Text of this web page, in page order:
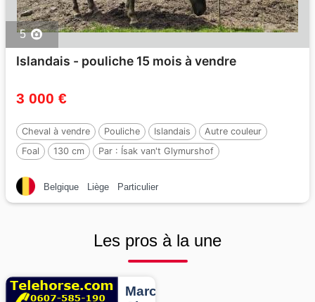
5
Islandais - pouliche 15 mois à vendre
3 000 €
Cheval à vendre Pouliche Islandais
Autre couleur
Foal
130 cm Par : Ísak van't Glymurshof
Belgique Liège Particulier
Les pros à la une
Marcheurs